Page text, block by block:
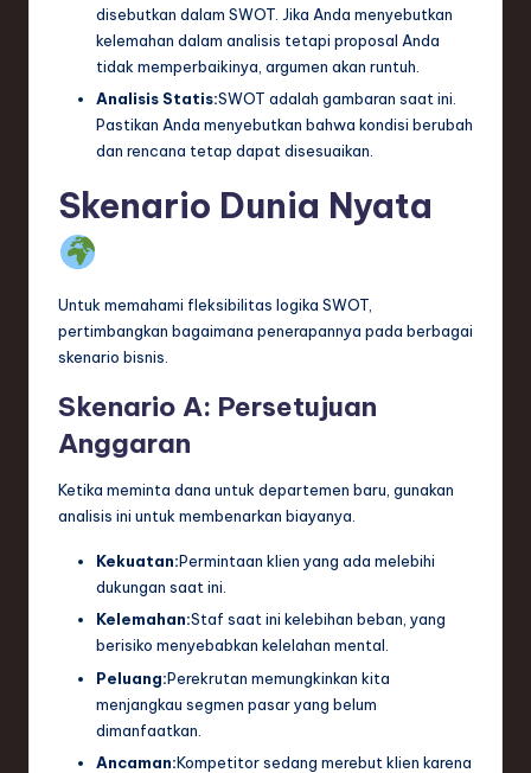
disebutkan dalam SWOT. Jika Anda menyebutkan
kelemahan dalam analisis tetapi proposal Anda
tidak memperbaikinya, argumen akan runtuh.
Analisis Statis:SWOT adalah gambaran saat ini.
Pastikan Anda menyebutkan bahwa kondisi berubah
dan rencana tetap dapat disesuaikan.
Skenario Dunia Nyata
Untuk memahami fleksibilitas logika SWOT,
pertimbangkan bagaimana penerapannya pada berbagai
skenario bisnis.
Skenario A: Persetujuan
Anggaran
Ketika meminta dana untuk departemen baru, gunakan
analisis ini untuk membenarkan biayanya.
Kekuatan:Permintaan klien yang ada melebihi
dukungan saat ini.
Kelemahan:Staf saat ini kelebihan beban, yang
berisiko menyebabkan kelelahan mental.
Peluang:Perekrutan memungkinkan kita
menjangkau segmen pasar yang belum
dimanfaatkan.
Ancaman:Kompetitor sedang merebut klien karena